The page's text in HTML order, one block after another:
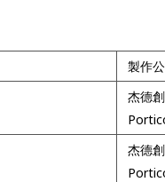
製作
杰德
杰德